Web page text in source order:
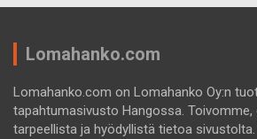
Lomahanko.com
Lomahanko.com on Lomahanko Oy:n
tapahtumasivusto Hangossa.
tarpeellista ja hyödyllistä tietoa